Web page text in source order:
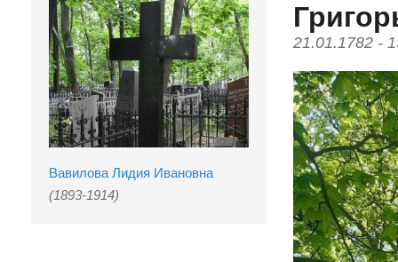
Вавилова Лидия Ивановна
(1893-1914)
21.01.1782 -